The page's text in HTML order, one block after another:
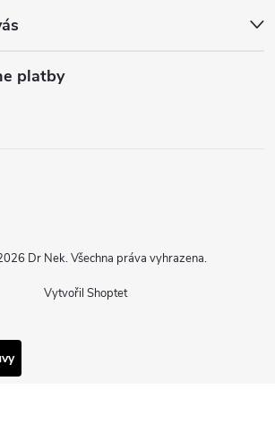
platby
Vytvořil Shoptet
Dr Nek. Všechna práva vyhrazena.